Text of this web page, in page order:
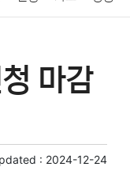
교통 생활
마감
: 2024-12-24